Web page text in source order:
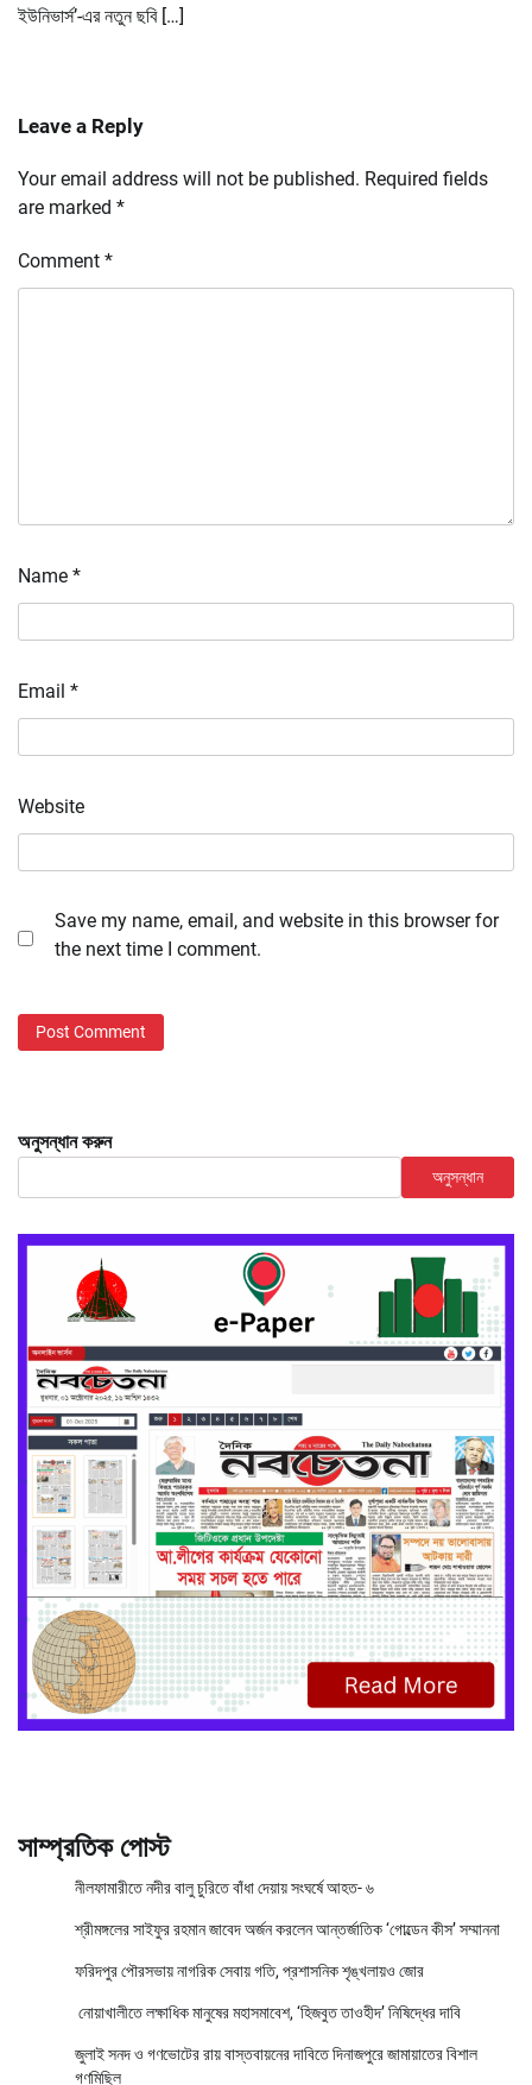
ইউনিভার্স’-এর নতুন ছবি […]
Leave a Reply
Your email address will not be published. Required fields
are marked *
Comment *
Name *
Email *
Website
Save my name, email, and website in this browser for
the next time I comment.
অনুসন্ধান করুন
অনুসন্ধান
সাম্প্রতিক পোস্ট
নীলফামারীতে নদীর বালু চুরিতে বাঁধা দেয়ায় সংঘর্ষে আহত- ৬
শ্রীমঙ্গলের সাইফুর রহমান জাবেদ অর্জন করলেন আন্তর্জাতিক ‘গোল্ডেন কীস’ সম্মাননা
ফরিদপুর পৌরসভায় নাগরিক সেবায় গতি, প্রশাসনিক শৃঙ্খলায়ও জোর
নোয়াখালীতে লক্ষাধিক মানুষের মহাসমাবেশ, ‘হিজবুত তাওহীদ’ নিষিদ্ধের দাবি
জুলাই সনদ ও গণভোটের রায় বাস্তবায়নের দাবিতে দিনাজপুরে জামায়াতের বিশাল
গণমিছিল